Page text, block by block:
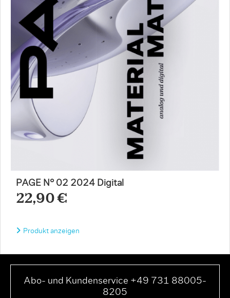
PAGE N° 02 2024 Digital
22,90 €
Produkt anzeigen
Abo- und Kundenservice +49 731 88005-
8205